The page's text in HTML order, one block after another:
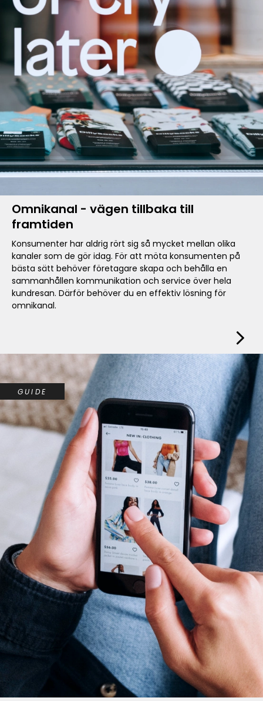
Omnikanal - vägen tillbaka till
framtiden
Konsumenter har aldrig rört sig så mycket mellan olika
kanaler som de gör idag. För att möta konsumenten på
bästa sätt behöver företagare skapa och behålla en
sammanhållen kommunikation och service över hela
kundresan. Därför behöver du en effektiv lösning för
omnikanal.
GUIDE